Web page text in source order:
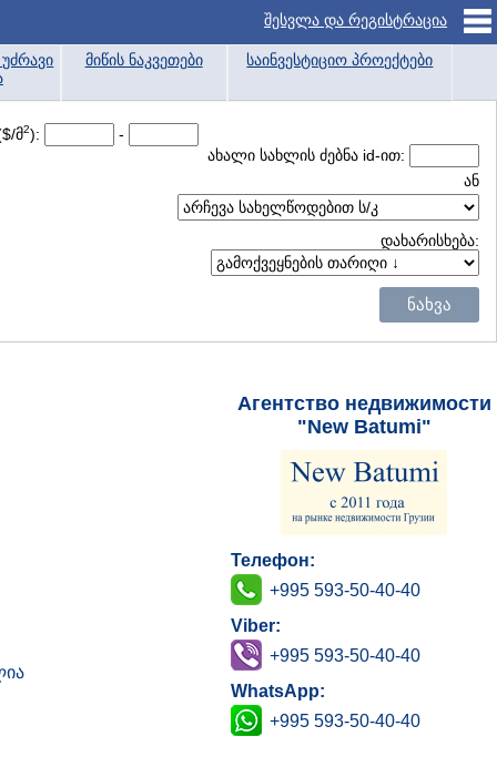
შესვლა და რეგისტრაცია
მიწის ნაკვეთები საინვესტიციო პროექტები
მ2):
-
ახალი სახლის ძებნა id-ით:
ან
დახარისხება:
Агентство недвижимости
"New Batumi"
Телефон:
+995 593-50-40-40
Viber:
+995 593-50-40-40
WhatsApp:
+995 593-50-40-40